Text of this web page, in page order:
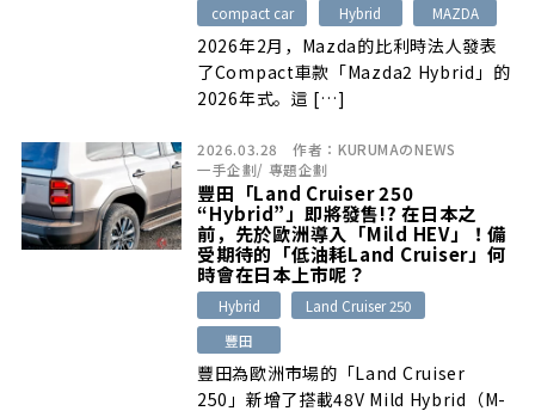
compact car Hybrid MAZDA
2026年2月，Mazda的比利時法人發表
了Compact車款「Mazda2 Hybrid」的
2026年式。這 […]
2026.03.28 作者： KURUMAのNEWS
一手企劃/ 專題企劃
豐田「Land Cruiser 250
“Hybrid”」即將發售!? 在日本之
前，先於歐洲導入「Mild HEV」！備
受期待的「低油耗Land Cruiser」何
時會在日本上市呢？
Hybrid
Land Cruiser 250
豐田
豐田為歐洲市場的「Land Cruiser
250」新增了搭載48V Mild Hybrid（M-